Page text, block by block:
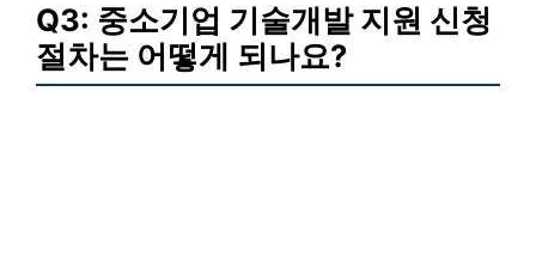
Q3: 중소기업 기술개발 지원 신청
절차는 어떻게 되나요?